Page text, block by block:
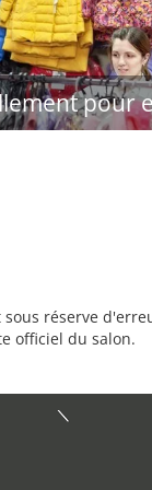
pour
réserve
officiel du salon.